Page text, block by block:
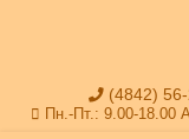
(4842)
Пн.-Пт.: 9.00-18.00